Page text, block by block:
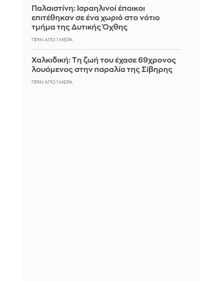
Παλαιστίνη: Ισραηλινοί έποικοι
επιτέθηκαν σε ένα χωριό στο νότιο
τμήμα της Δυτικής Όχθης
ΠΡΙΝ ΑΠΌ 1 ΜΈΡΑ
Χαλκιδική: Τη ζωή του έχασε 69χρονος
λουόμενος στην παραλία της Σίβηρης
ΠΡΙΝ ΑΠΌ 1 ΜΈΡΑ